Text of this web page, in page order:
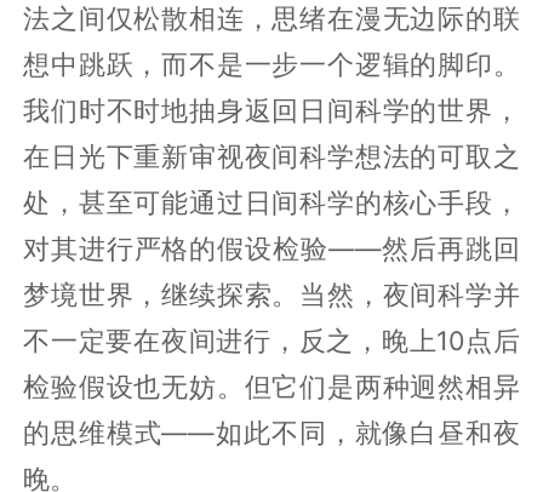
法之间仅松散相连，思绪在漫无边际的联
想中跳跃，而不是一步一个逻辑的脚印。
我们时不时地抽身返回日间科学的世界，
在日光下重新审视夜间科学想法的可取之
处，甚至可能通过日间科学的核心手段，
对其进行严格的假设检验——然后再跳回
梦境世界，继续探索。当然，夜间科学并
不一定要在夜间进行，反之，晚上10点后
检验假设也无妨。但它们是两种迥然相异
的思维模式——如此不同，就像白昼和夜
晚。